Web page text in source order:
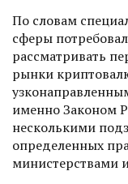
По словам
сферы
рассматривать
рынки
именно Законом
несколькими
определенных
министерствами